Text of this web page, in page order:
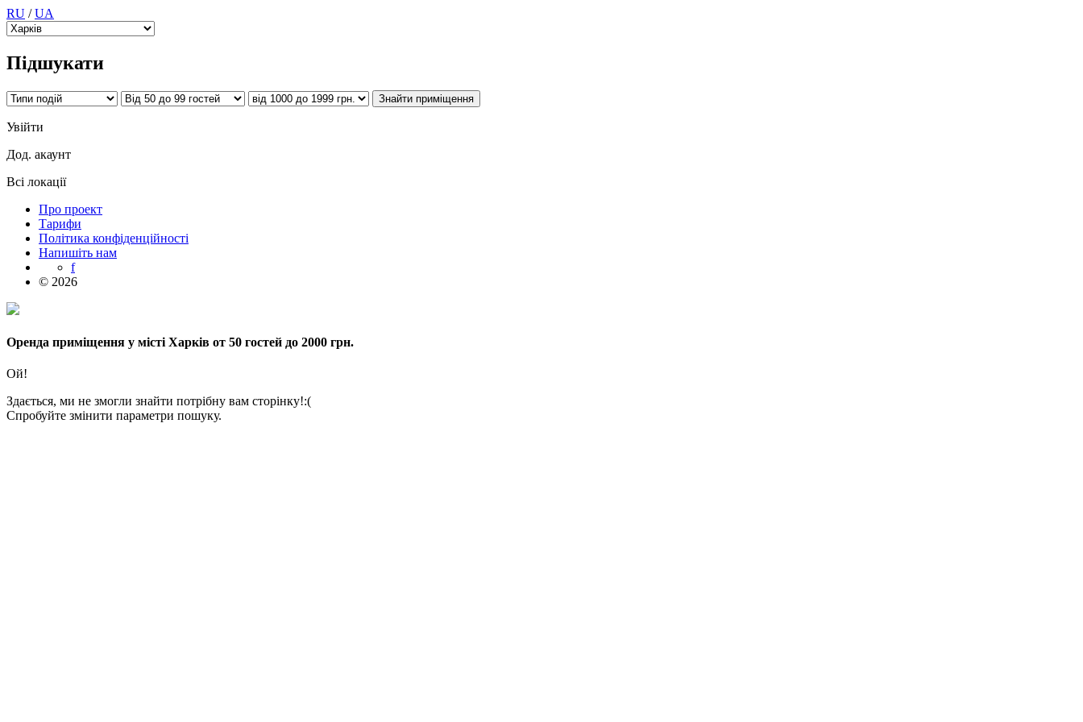
RU /UA
Підшукати
Увійти
Дод. акаунт
Всі локації
Про проект
Тарифи
Політика конфіденційності
Напишіть нам
f
© 2026
Оренда приміщення у місті Харків от 50 гостей до 2000 грн.
Ой!
Здається, ми не змогли знайти потрібну вам сторінку!:(
Спробуйте змінити параметри пошуку.